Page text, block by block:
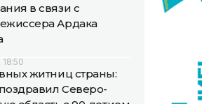
в связи с
Ардака
18:50
житниц страны:
Северо-